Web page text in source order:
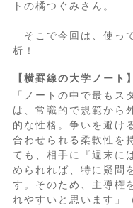
トの橘つぐみさん。
そこで今回は、使っ
析！
【横罫線の大学ノート】
「ノートの中で最もス
は、常識的で規範から
的な性格。争いを避け
合わせられる柔軟性を
ても、相手に『週末に
められれば、特に疑問
す。そのため、主導権
れやすいと思います」